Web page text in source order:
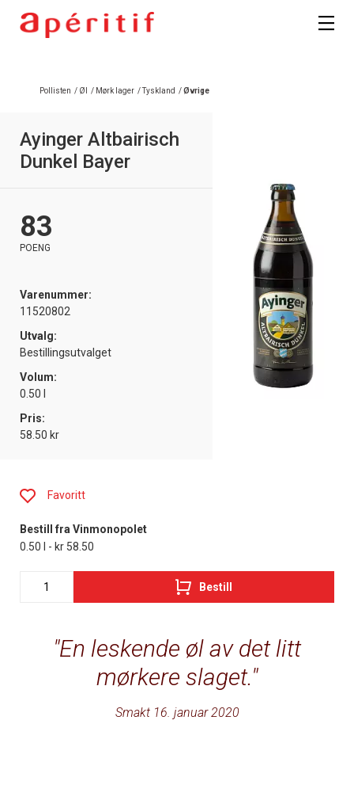
Pollisten / Øl / Mørk lager /Tyskland /Øvrige
Ayinger Altbairisch
Dunkel Bayer
83
POENG
Varenummer:
11520802
Utvalg:
Bestillingsutvalget
Volum:
0.50 l
Pris:
58.50 kr
En leskende øl av det litt
mørkere slaget.
Smakt 16. januar 2020
Favoritt
Bestill fra Vinmonopolet
0.50 l - kr 58.50
Bestill